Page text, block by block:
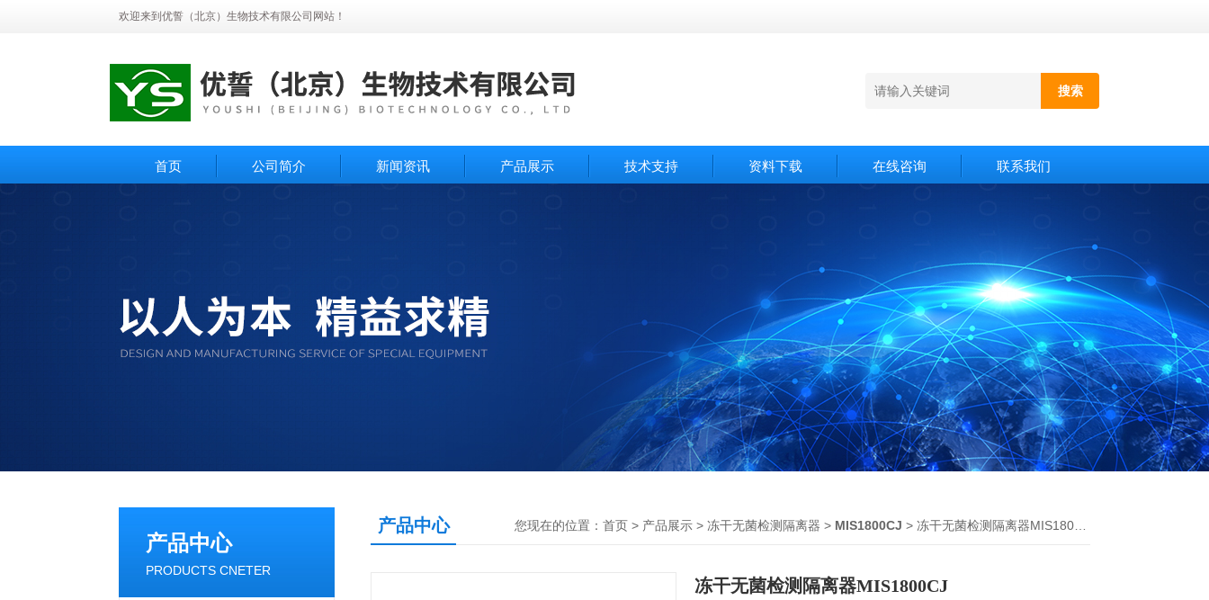
欢迎来到优誓（北京）生物技术有限公司网站！
首页 公司简介 新闻资讯 产品展示 技术支持 资料下载 在线咨询 联系我们
产品中心
PRODUCTS CNETER
产品中心 您现在的位置： 首页 > 产品展示 > 冻干无菌检测隔离器 > MIS1800CJ > 冻干无菌检测隔离器MIS1800CJ
冻干无菌检测隔离器MIS1800CJ